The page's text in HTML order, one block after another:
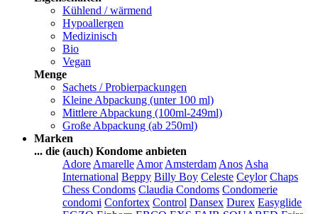
Kühlend / wärmend
Hypoallergen
Medizinisch
Bio
Vegan
Menge
Sachets / Probierpackungen
Kleine Abpackung (unter 100 ml)
Mittlere Abpackung (100ml-249ml)
Große Abpackung (ab 250ml)
Marken
... die (auch) Kondome anbieten
Adore Amarelle Amor Amsterdam Anos Asha
International Beppy Billy Boy Celeste Ceylor Chaps
Chess Condoms Claudia Condoms Condomerie
condomi Confortex Control Dansex Durex Easyglide